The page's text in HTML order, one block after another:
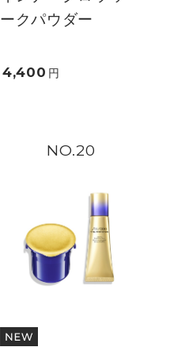
ークパウダー
4,400 円
20